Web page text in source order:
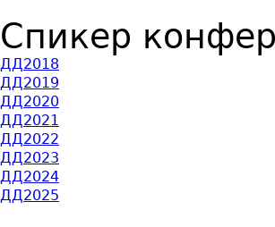
Спикер
ДД2018
ДД2019
ДД2020
ДД2021
ДД2022
ДД2023
ДД2024
ДД2025